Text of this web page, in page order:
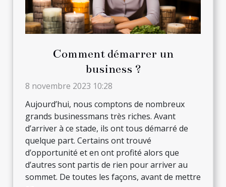
Comment démarrer un
business ?
8 novembre 2023 10:28
Aujourd’hui, nous comptons de nombreux
grands businessmans très riches. Avant
d’arriver à ce stade, ils ont tous démarré de
quelque part. Certains ont trouvé
d’opportunité et en ont profité alors que
d’autres sont partis de rien pour arriver au
sommet. De toutes les façons, avant de mettre